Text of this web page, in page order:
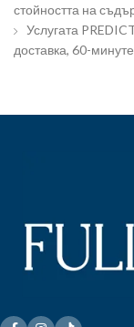
стойността на
Услугата
доставка, 60-